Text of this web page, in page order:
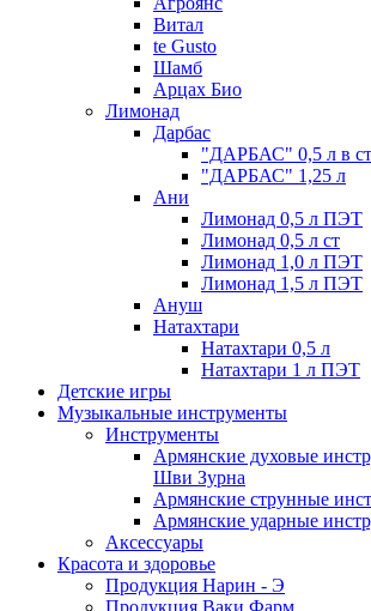
Витал
te Gusto
Шамб
Арцах Био
Лимонад
Дарбас
"ДАРБАС" 0,5 л в
"ДАРБАС" 1,25 л
Ани
Лимонад 0,5 л ПЭТ
Лимонад 0,5 л ст
Лимонад 1,0 л ПЭТ
Лимонад 1,5 л ПЭТ
Ануш
Натахтари
Натахтари 0,5 л
Натахтари 1 л ПЭТ
Детские игры
Музыкальные инструменты
Инструменты
Армянские духовые
Шви Зурна
Армянские струнные
Армянские ударные
Аксессуары
Красота и здоровье
Продукция Нарин - Э
Продукция Ваки Фарм